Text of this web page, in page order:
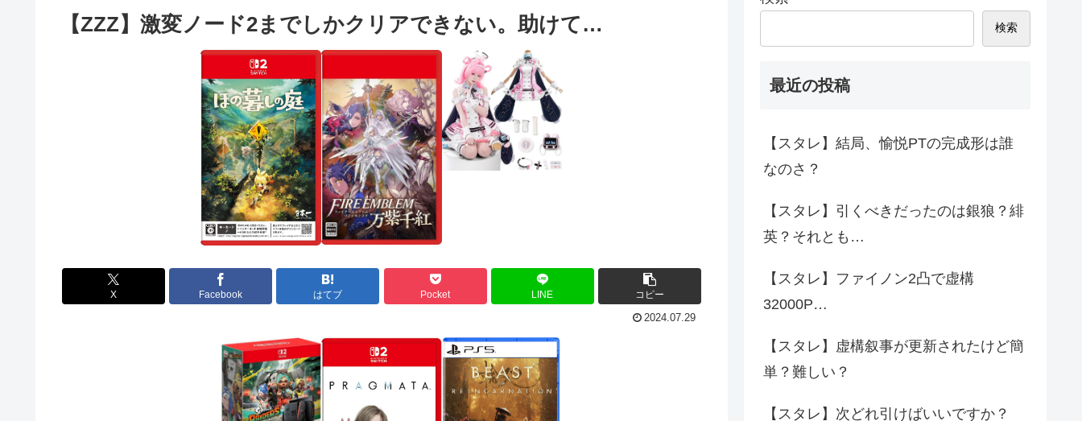
【ZZZ】激変ノード2までしかクリアできない。助けて…
X Facebook はてブ Pocket LINE コピー
2024.07.29
検索
最近の投稿
【スタレ】結局、愉悦PTの完成形は誰
なのさ？
【スタレ】引くべきだったのは銀狼？緋
英？それとも…
【スタレ】ファイノン2凸で虚構
32000P…
【スタレ】虚構叙事が更新されたけど簡
単？難しい？
【スタレ】次どれ引けばいいですか？